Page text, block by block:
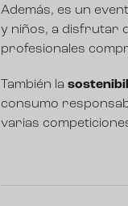
Además, es un
y niños, a disfrutar
profesionales
También la
consumo
varias